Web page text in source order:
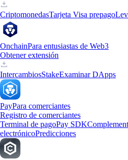
CriptomonedasTarjeta Visa prepago
OnchainPara entusiastas de Web3
Obtener extensión
IntercambiosStakeExaminar DApps
PayPara comerciantes
Registro de comerciantes
Terminal de pagoPay SDK
electrónicoPredicciones